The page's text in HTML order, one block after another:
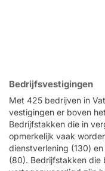
Bedrijfsvestigingen
Met 425 bedrijven in
vestigingen er boven
Bedrijfstakken die in
opmerkelijk vaak
dienstverlening (130)
(80). Bedrijfstakken die